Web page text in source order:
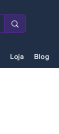
Loja Blog